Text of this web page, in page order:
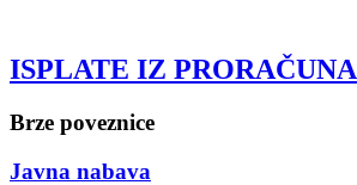
ISPLATE IZ PRORAČUNA
Brze poveznice
Javna nabava